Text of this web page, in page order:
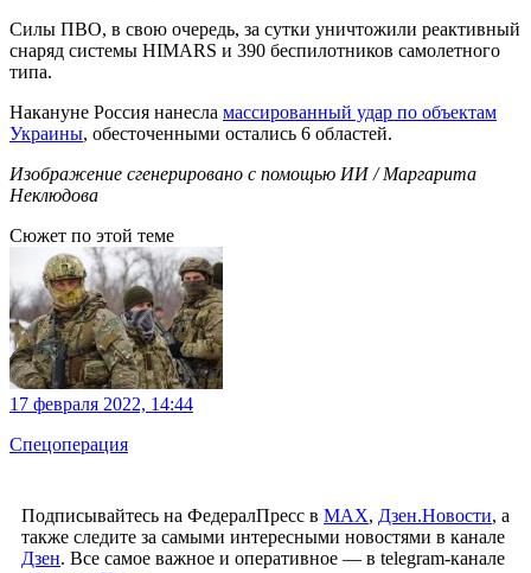
Силы ПВО, в свою очередь, за сутки уничтожили реактивный
снаряд системы HIMARS и 390 беспилотников самолетного
типа.
Накануне Россия нанесла массированный удар по объектам
Украины, обесточенными остались 6 областей.
Изображение сгенерировано с помощью ИИ / Маргарита
Неклюдова
Сюжет по этой теме
17 февраля 2022, 14:44
Спецоперация
Подписывайтесь на ФедералПресс в МАХ, Дзен.Новости, а
также следите за самыми интересными новостями в канале
Дзен. Все самое важное и оперативное — в telegram-канале